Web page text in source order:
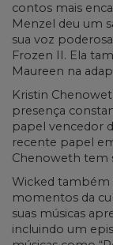
contos mais
Menzel deu um
sua voz
Frozen II. Ela
Maureen na
Kristin
presença
papel vencedor
recente papel
Chenoweth tem
Wicked também
momentos da
suas músicas
incluindo um